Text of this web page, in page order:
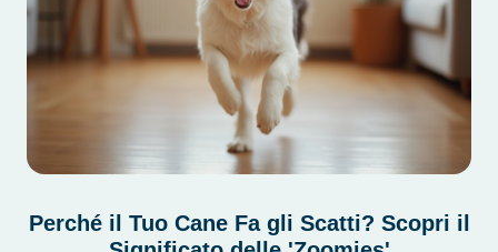
Perché il Tuo Cane Fa gli Scatti? Scopri il